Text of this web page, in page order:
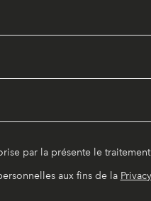
par la présente le
aux fins de la